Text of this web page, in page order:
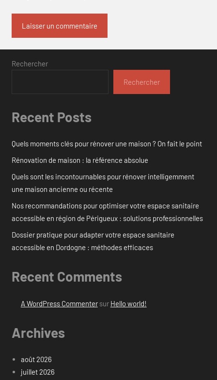
Rechercher
Rechercher
Recent Posts
Quels moments clés pour rénover une maison ? On fait le point
Rénovation de maison : la référence absolue
Quels sont les incontournables pour rénover intelligemment
une maison ancienne ou récente
Nos recommandations pour optimiser votre espace sanitaire
accessible en région de Périgueux : solutions professionnelles
Dossier pratique pour adapter votre espace sanitaire
accessible en Dordogne : méthodes efficaces
Recent Comments
A WordPress Commentersur Hello world!
Archives
août 2026
juillet 2026